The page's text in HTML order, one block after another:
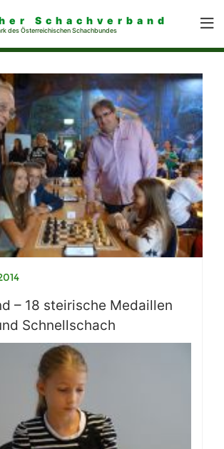
Schachverband
des Österreichischen Schachbundes
– 18 steirische Medaillen
Schnellschach